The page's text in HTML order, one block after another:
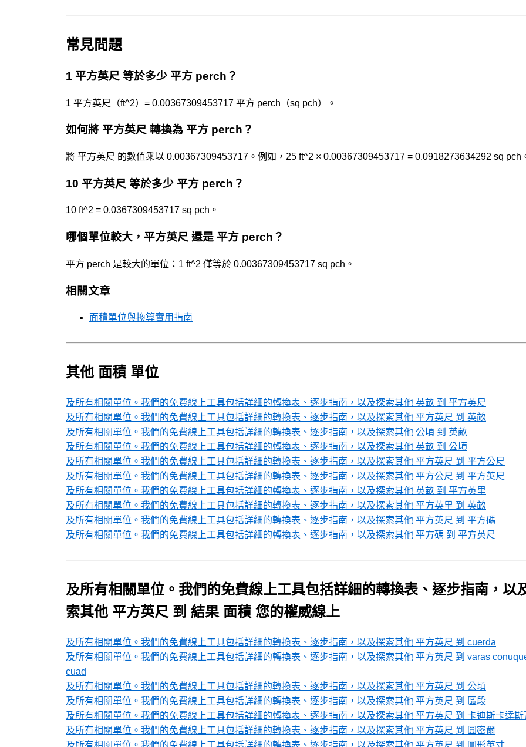
常見問題
1 平方英尺 等於多少 平方 perch？
1 平方英尺（ft^2）= 0.00367309453717 平方 perch（sq pch）。
如何將 平方英尺 轉換為 平方 perch？
將 平方英尺 的數值乘以 0.00367309453717。例如，25 ft^2 × 0.00367309453717 = 0.0918273634292 sq pch
10 平方英尺 等於多少 平方 perch？
10 ft^2 = 0.0367309453717 sq pch。
哪個單位較大，平方英尺 還是 平方 perch？
平方 perch 是較大的單位：1 ft^2 僅等於 0.00367309453717 sq pch。
相關文章
面積單位與換算實用指南
其他 面積 單位
及所有相關單位。我們的免費線上工具包括詳細的轉換表、逐步指南，以及探索其他 英畝 到 平方英尺
及所有相關單位。我們的免費線上工具包括詳細的轉換表、逐步指南，以及探索其他 平方英尺 到 英畝
及所有相關單位。我們的免費線上工具包括詳細的轉換表、逐步指南，以及探索其他 公頃 到 英畝
及所有相關單位。我們的免費線上工具包括詳細的轉換表、逐步指南，以及探索其他 英畝 到 公頃
及所有相關單位。我們的免費線上工具包括詳細的轉換表、逐步指南，以及探索其他 平方英尺 到 平方公尺
及所有相關單位。我們的免費線上工具包括詳細的轉換表、逐步指南，以及探索其他 平方公尺 到 平方英尺
及所有相關單位。我們的免費線上工具包括詳細的轉換表、逐步指南，以及探索其他 英畝 到 平方英里
及所有相關單位。我們的免費線上工具包括詳細的轉換表、逐步指南，以及探索其他 平方英里 到 英畝
及所有相關單位。我們的免費線上工具包括詳細的轉換表、逐步指南，以及探索其他 平方英尺 到 平方碼
及所有相關單位。我們的免費線上工具包括詳細的轉換表、逐步指南，以及探索其他 平方碼 到 平方英尺
及所有相關單位。我們的免費線上工具包括詳細的轉換表、逐步指南，以
索其他 平方英尺 到 結果 面積 您的權威線上
及所有相關單位。我們的免費線上工具包括詳細的轉換表、逐步指南，以及探索其他 平方英尺 到 cuerda
及所有相關單位。我們的免費線上工具包括詳細的轉換表、逐步指南，以及探索其他 平方英尺 到 varas
cuad
及所有相關單位。我們的免費線上工具包括詳細的轉換表、逐步指南，以及探索其他 平方英尺 到 公頃
及所有相關單位。我們的免費線上工具包括詳細的轉換表、逐步指南，以及探索其他 平方英尺 到 區段
及所有相關單位。我們的免費線上工具包括詳細的轉換表、逐步指南，以及探索其他 平方英尺 到 卡迪斯卡達斯
及所有相關單位。我們的免費線上工具包括詳細的轉換表、逐步指南，以及探索其他 平方英尺 到 圓密爾